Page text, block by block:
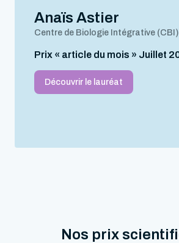
Anaïs Astier
Centre de Biologie Intégrative
Prix « article du mois » Juillet
Découvrir le lauréat
Nos prix